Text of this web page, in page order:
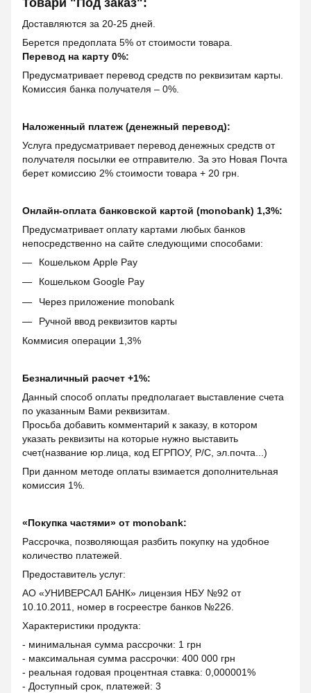
Доставляются за 20-25 дней.
Берется предоплата 5% от стоимости товара.
Перевод на карту 0%:
Предусматривает перевод средств по реквизитам карты.
Комиссия банка получателя – 0%.
Наложенный платеж (денежный перевод):
Услуга предусматривает перевод денежных средств от
получателя посылки ее отправителю. За это Новая Почта
берет комиссию 2% стоимости товара + 20 грн.
Онлайн-оплата банковской картой (monobank) 1,3%:
Предусматривает оплату картами любых банков
непосредственно на сайте следующими способами:
Кошельком Apple Pay
Кошельком Google Pay
Через приложение monobank
Ручной ввод реквизитов карты
Коммисия операции 1,3%
Безналичный расчет +1%:
Данный способ оплаты предполагает выставление счета
по указанным Вами реквизитам.
Просьба добавить комментарий к заказу, в котором
указать реквизиты на которые нужно выставить
счет(название юр.лица, код ЕГРПОУ, Р/С, эл.почта...)
При данном методе оплаты взимается дополнительная
комиссия 1%.
«Покупка частями» от monobank:
Рассрочка, позволяющая разбить покупку на удобное
количество платежей.
Предоставитель услуг:
АО «УНИВЕРСАЛ БАНК» лицензия НБУ №92 от
10.10.2011, номер в госреестре банков №226.
Характеристики продукта:
- минимальная сумма рассрочки: 1 грн
- максимальная сумма рассрочки: 400 000 грн
- реальная годовая процентная ставка: 0,000001%
- Доступный срок, платежей: 3